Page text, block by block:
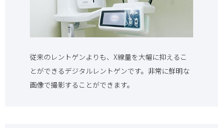
従来のレントゲンよりも、X線量を大幅に抑えるこ
とができるデジタルレントゲンです。非常に鮮明な
画像で撮影することができます。